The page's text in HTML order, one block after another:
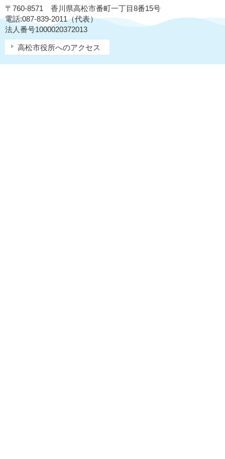
〒760-8571 香川県高松市番町一丁目8番15号
電話:087-839-2011（代表）
法人番号1000020372013
高松市役所へのアクセス